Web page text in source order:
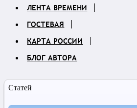
ЛЕНТА ВРЕМЕНИ
ГОСТЕВАЯ
КАРТА РОССИИ
БЛОГ АВТОРА
Статей